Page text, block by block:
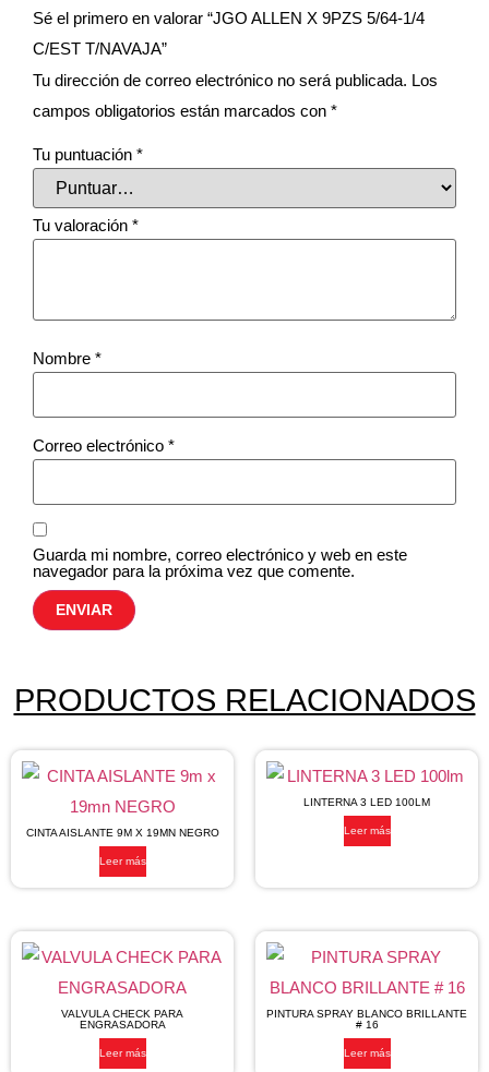
Sé el primero en valorar “JGO ALLEN X 9PZS 5/64-1/4
C/EST T/NAVAJA”
Tu dirección de correo electrónico no será publicada. Los
campos obligatorios están marcados con *
Tu puntuación *
Tu valoración *
Nombre *
Correo electrónico *
Guarda mi nombre, correo electrónico y web en este
navegador para la próxima vez que comente.
PRODUCTOS RELACIONADOS
CINTA AISLANTE 9M X 19MN NEGRO
Leer más
LINTERNA 3 LED 100LM
Leer más
VALVULA CHECK PARA
ENGRASADORA
Leer más
PINTURA SPRAY BLANCO BRILLANTE
# 16
Leer más